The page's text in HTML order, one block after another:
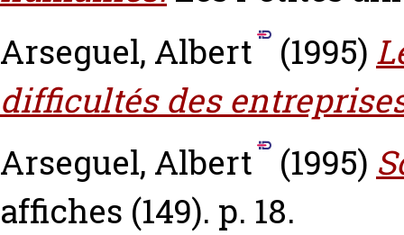
Arseguel, Albert
(1995)
difficultés des
Arseguel, Albert
(1995)
affiches (149). p. 18.